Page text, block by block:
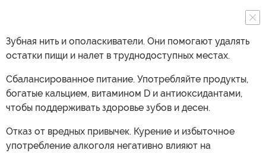
Зубная нить и ополаскиватели. Они помогают удалять
остатки пищи и налет в труднодоступных местах.
Сбалансированное питание. Употребляйте продукты,
богатые кальцием, витамином D и антиоксидантами,
чтобы поддерживать здоровье зубов и десен.
Отказ от вредных привычек. Курение и избыточное
употребление алкоголя негативно влияют на